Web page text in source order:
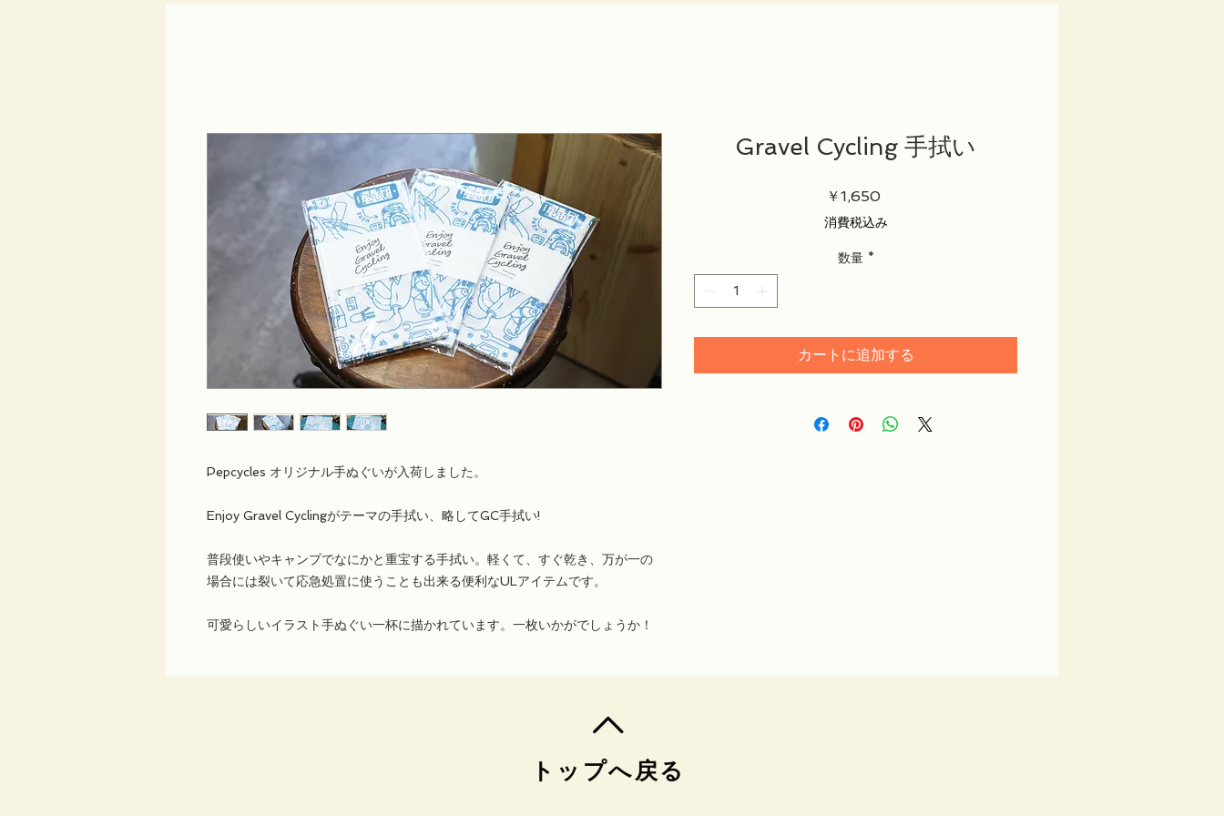
Pepcycles オリジナル手ぬぐいが入荷しました。
Enjoy Gravel Cyclingがテーマの手拭い、略してGC手拭い!
普段使いやキャンプでなにかと重宝する手拭い。軽くて、すぐ乾き、万が一の
場合には裂いて応急処置に使うことも出来る便利なULアイテムです。
可愛らしいイラスト手ぬぐい一杯に描かれています。一枚いかがでしょうか！
Gravel Cycling 手拭い
￥1,650価
格
消費税込み
数量 *
カートに追加する
トップへ戻る